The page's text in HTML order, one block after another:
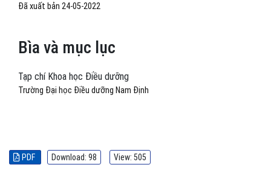
Bìa và mục lục
Đã xuất bản 24-05-2022
Tạp chí Khoa học Điều dưỡng
Trường Đại học Điều dưỡng Nam Định
PDF Download: 98 View: 505